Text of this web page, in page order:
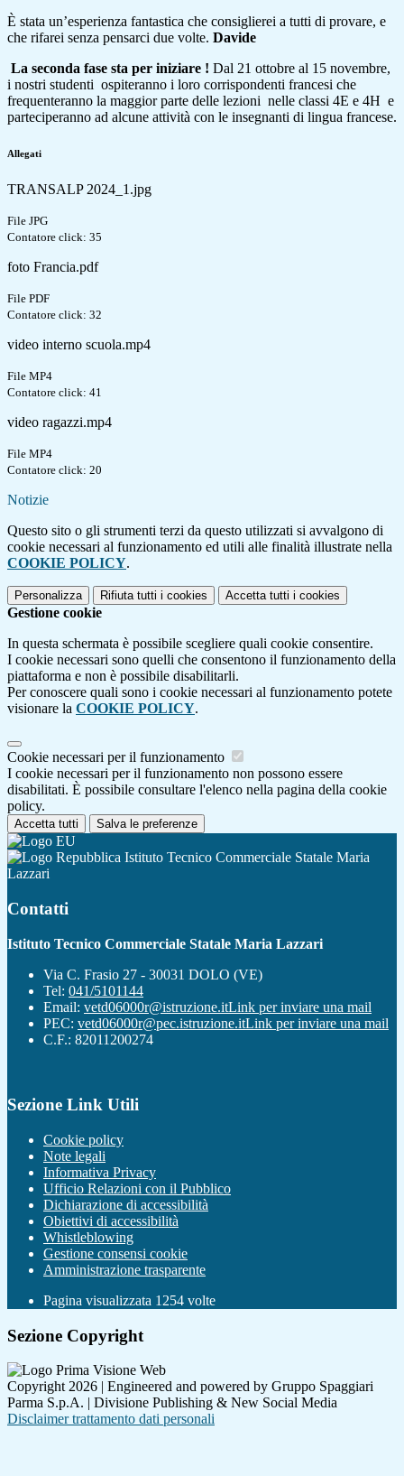
È stata un’esperienza fantastica che consiglierei a tutti di provare, e
che rifarei senza pensarci due volte. Davide
La seconda fase sta per iniziare ! Dal 21 ottobre al 15 novembre,
i nostri studenti ospiteranno i loro corrispondenti francesi che
frequenteranno la maggior parte delle lezioni nelle classi 4E e 4H e
parteciperanno ad alcune attività con le insegnanti di lingua francese.
Allegati
TRANSALP 2024_1.jpg
File JPG
Contatore click: 35
foto Francia.pdf
File PDF
Contatore click: 32
video interno scuola.mp4
File MP4
Contatore click: 41
video ragazzi.mp4
File MP4
Contatore click: 20
Notizie
Questo sito o gli strumenti terzi da questo utilizzati si avvalgono di
cookie necessari al funzionamento ed utili alle finalità illustrate nella
COOKIE POLICY.
Personalizza Rifiuta tutti i cookies Accetta tutti i cookies
Gestione cookie
In questa schermata è possibile scegliere quali cookie consentire.
I cookie necessari sono quelli che consentono il funzionamento della
piattaforma e non è possibile disabilitarli.
Per conoscere quali sono i cookie necessari al funzionamento potete
visionare la COOKIE POLICY.
Cookie necessari per il funzionamento
I cookie necessari per il funzionamento non possono essere
disabilitati. È possibile consultare l'elenco nella pagina della cookie
policy.
Accetta tutti Salva le preferenze
Istituto Tecnico Commerciale Statale Maria
Lazzari
Contatti
Istituto Tecnico Commerciale Statale Maria Lazzari
Via C. Frasio 27 - 30031 DOLO (VE)
Tel: 041/5101144
Email: vetd06000r@istruzione.itLink per inviare una mail
PEC: vetd06000r@pec.istruzione.itLink per inviare una mail
C.F.: 82011200274
Sezione Link Utili
Cookie policy
Note legali
Informativa Privacy
Ufficio Relazioni con il Pubblico
Dichiarazione di accessibilità
Obiettivi di accessibilità
Whistleblowing
Gestione consensi cookie
Amministrazione trasparente
Pagina visualizzata 1254 volte
Sezione Copyright
Copyright 2026 | Engineered and powered by Gruppo Spaggiari
Parma S.p.A. | Divisione Publishing & New Social Media
Disclaimer trattamento dati personali